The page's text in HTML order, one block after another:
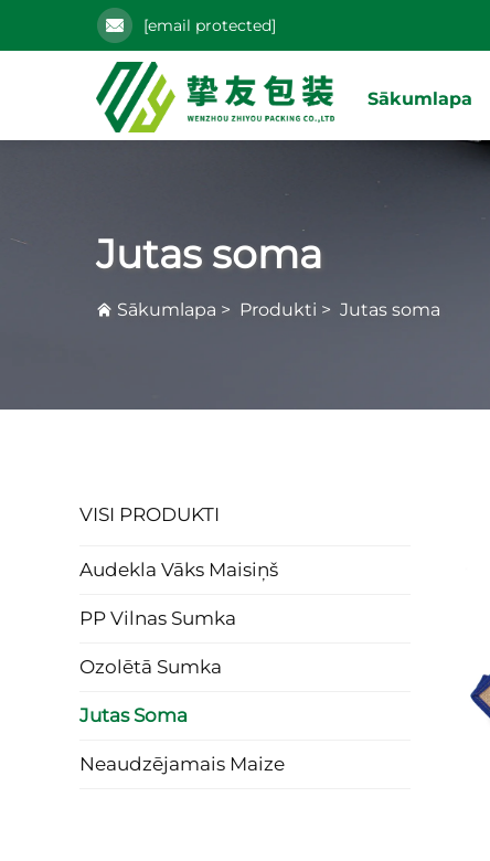
[email protected]
Sākumlapa
Jutas soma
Sākumlapa > Produkti > Jutas soma
VISI PRODUKTI
Audekla Vāks Maisiņš
PP Vilnas Sumka
Ozolētā Sumka
Jutas Soma
Neaudzējamais Maize